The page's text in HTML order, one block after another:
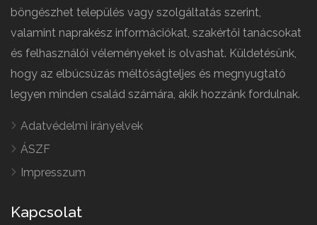
böngészhet település vagy szolgáltatás szerint,
valamint naprakész információkat, szakértői tanácsokat
és felhasználói véleményeket is olvashat. Küldetésünk,
hogy az elbúcsúzás méltóságteljes és megnyugtató
legyen minden család számára, akik hozzánk fordulnak.
Adatvédelmi irányelvek
ÁSZF
Impresszum
Kapcsolat